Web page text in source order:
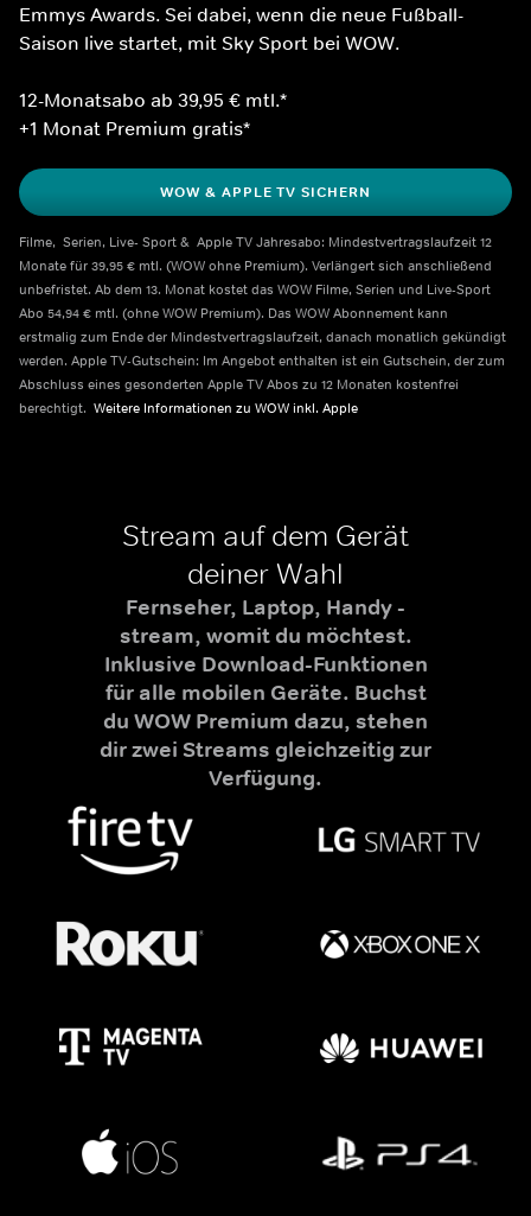
Emmys Awards. Sei dabei, wenn die neue Fußball-
Saison live startet, mit Sky Sport bei WOW.
12-Monatsabo ab 39,95 € mtl.*
+1 Monat Premium gratis*
WOW & APPLE TV SICHERN
Filme,  Serien, Live- Sport &  Apple TV Jahresabo: Mindestvertragslaufzeit 12
Monate für 39,95 € mtl. (WOW ohne Premium). Verlängert sich anschließend
unbefristet. Ab dem 13. Monat kostet das WOW Filme, Serien und Live-Sport
Abo 54,94 € mtl. (ohne WOW Premium). Das WOW Abonnement kann
erstmalig zum Ende der Mindestvertragslaufzeit, danach monatlich gekündigt
werden. Apple TV-Gutschein: Im Angebot enthalten ist ein Gutschein, der zum
Abschluss eines gesonderten Apple TV Abos zu 12 Monaten kostenfrei
berechtigt. Weitere Informationen zu WOW inkl. Apple
Stream auf dem Gerät
deiner Wahl
Fernseher, Laptop, Handy -
stream, womit du möchtest.
Inklusive Download-Funktionen
für alle mobilen Geräte. Buchst
du WOW Premium dazu, stehen
dir zwei Streams gleichzeitig zur
Verfügung.